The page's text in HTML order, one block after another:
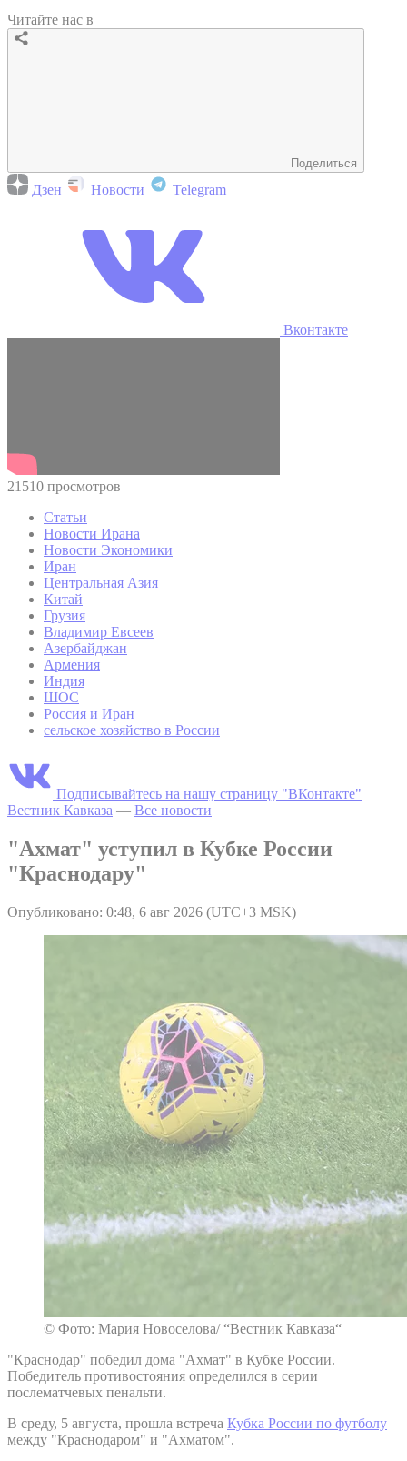
Читайте нас в
Поделиться
Дзен Новости Telegram
Вконтакте
21510 просмотров
Статьи
Новости Ирана
Новости Экономики
Иран
Центральная Азия
Китай
Грузия
Владимир Евсеев
Азербайджан
Армения
Индия
ШОС
Россия и Иран
сельское хозяйство в России
Подписывайтесь на нашу страницу "ВКонтакте"
Вестник Кавказа — Все новости
"Ахмат" уступил в Кубке России
"Краснодару"
Опубликовано: 0:48, 6 авг 2026 (UTC+3 MSK)
© Фото: Мария Новоселова/ “Вестник Кавказа“
"Краснодар" победил дома "Ахмат" в Кубке России.
Победитель противостояния определился в серии
послематчевых пенальти.
В среду, 5 августа, прошла встреча Кубка России по футболу
между "Краснодаром" и "Ахматом".